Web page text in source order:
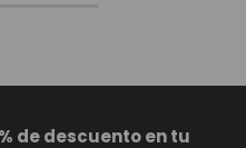
de descuento en tu